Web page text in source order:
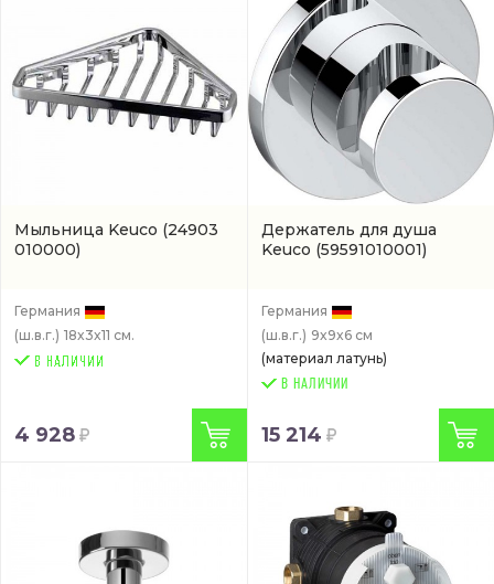
Мыльница Keuco (24903
010000)
Германия
(ш.в.г.) 18x3x11 см.
4 928
Держатель для душа
Keuco (59591010001)
Германия
(ш.в.г.) 9x9x6 см
(материал латунь)
В НАЛИЧИИ
15 214